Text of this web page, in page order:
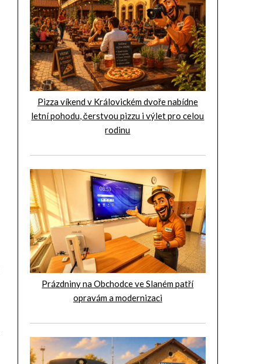
Pizza víkend v Královickém dvoře nabídne
letní pohodu, čerstvou pizzu i výlet pro celou
rodinu
Prázdniny na Obchodce ve Slaném patří
opravám a modernizaci